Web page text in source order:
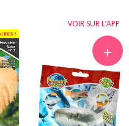
VOIR SUR L’APP
＋